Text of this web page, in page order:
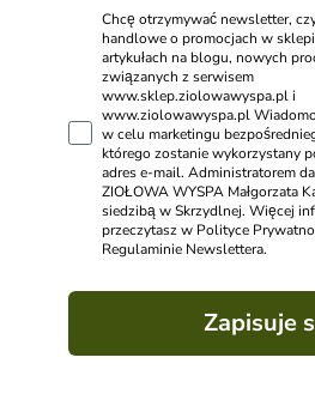
Chcę otrzymywać newsletter,
handlowe o promocjach w
artykułach na blogu, nowych
związanych z serwisem
www.sklep.ziolowawyspa.pl i
www.ziolowawyspa.pl
w celu marketingu
którego zostanie wykorzystany
adres e-mail. Administratorem
ZIOŁOWA WYSPA Małgorzata
siedzibą w Skrzydlnej. Więcej
przeczytasz w Polityce
Regulaminie Newslettera.
Zapisuje